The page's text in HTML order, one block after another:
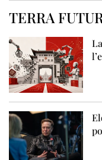
TERRA